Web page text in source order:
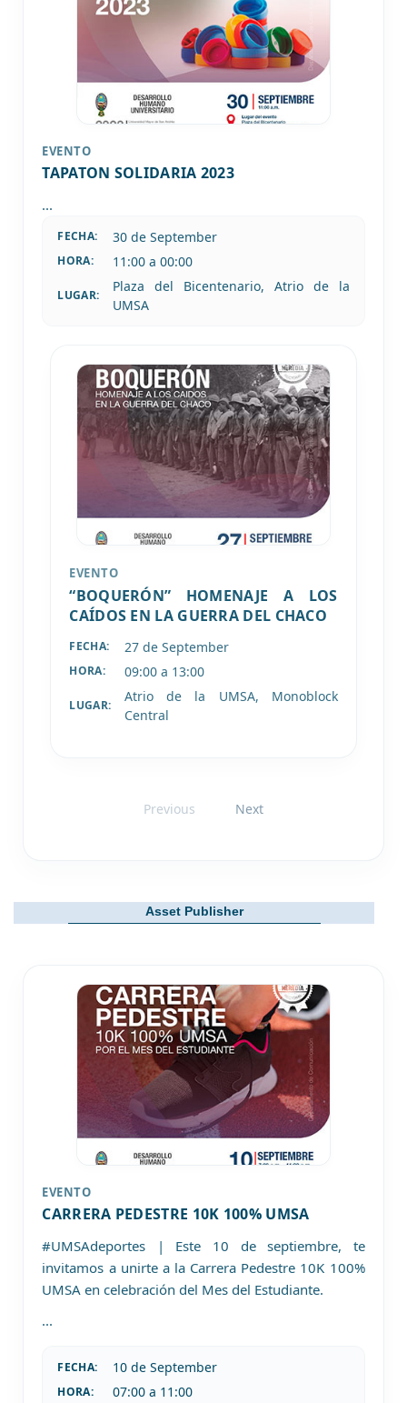
EVENTO
TAPATON SOLIDARIA 2023
...
FECHA: 30 deSeptember
HORA: 11:00 a 00:00
LUGAR:
Plaza del Bicentenario, Atrio de la
UMSA
EVENTO
“BOQUERÓN” HOMENAJE A LOS
CAÍDOS EN LA GUERRA DEL CHACO
FECHA: 27 deSeptember
HORA: 09:00 a 13:00
LUGAR:
Atrio de la UMSA, Monoblock
Central
Previous Next
Asset Publisher
EVENTO
CARRERA PEDESTRE 10K 100% UMSA
#UMSAdeportes | Este 10 de septiembre, te
invitamos a unirte a la Carrera Pedestre 10K 100%
UMSA en celebración del Mes del Estudiante.
...
FECHA: 10 deSeptember
HORA: 07:00 a 11:00